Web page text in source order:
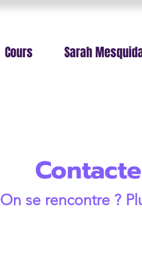
Cours Sarah
On se rencontre ?